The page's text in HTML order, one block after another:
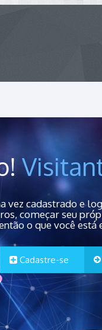
vez cadastrado e
começar seu
o que você está
Cadastre-se